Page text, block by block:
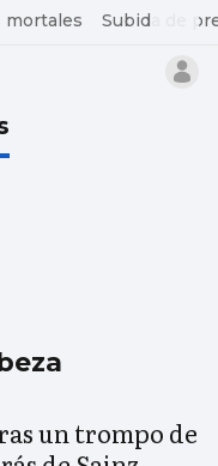
mortales Subida de
un trompo de